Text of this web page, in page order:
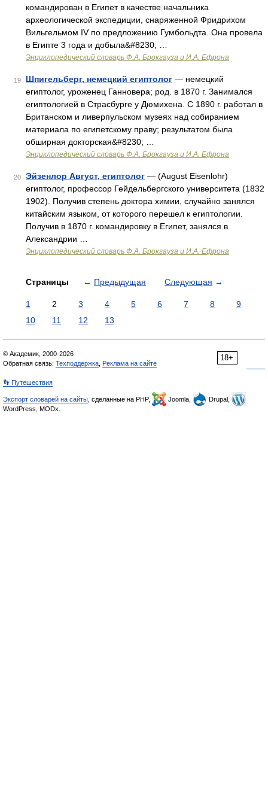
командирован в Египет в качестве начальника
археологической экспедиции, снаряженной Фридрихом
Вильгельмом IV по предложению Гумбольдта. Она провела
в Египте 3 года и добыла&#8230; …
Энциклопедический словарь Ф.А. Брокгауза и И.А. Ефрона
19 Шпигельберг, немецкий египтолог — немецкий
египтолог, уроженец Ганновера; род. в 1870 г. Занимался
египтологией в Страсбурге у Дюмихена. С 1890 г. работал в
Британском и ливерпульском музеях над собиранием
материала по египетскому праву; результатом была
обширная докторская&#8230; …
Энциклопедический словарь Ф.А. Брокгауза и И.А. Ефрона
20 Эйзенлор Август, египтолог — (August Eisenlohr)
египтолог, профессор Гейдельбергского университета (1832
1902). Получив степень доктора химии, случайно занялся
китайским языком, от которого перешел к египтологии.
Получив в 1870 г. командировку в Египет, занялся в
Александрии …
Энциклопедический словарь Ф.А. Брокгауза и И.А. Ефрона
Страницы ← Предыдущая Следующая →
1 2 3 4 5 6 7 8
9
10
11 12 13
18+
© Академик, 2000-2026
Обратная связь: Техподдержка Реклама на сайте
👣 Путешествия
Экспорт словарей на сайты , сделанные на PHP, Joomla,
Drupal,
WordPress, MODx.